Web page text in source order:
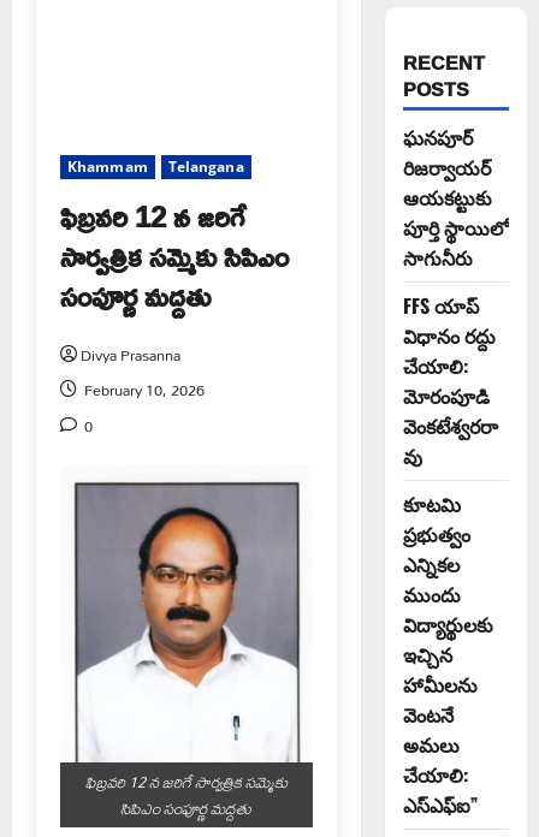
Khammam Telangana
ఫిబ్రవరి 12 న జరిగే
సార్వత్రిక సమ్మెకు సిపిఎం
సంపూర్ణ మద్దతు
Divya Prasanna
February 10, 2026
0
ఫిబ్రవరి 12 న జరిగే సార్వత్రిక సమ్మెకు
సిపిఎం సంపూర్ణ మద్దతు
RECENT
POSTS
ఘనపూర్
రిజర్వాయర్
ఆయకట్టుకు
పూర్తి స్థాయిలో
సాగునీరు
FFS యాప్
విధానం రద్దు
చేయాలి:
మోరంపూడి
వెంకటేశ్వరరా
వు
కూటమి
ప్రభుత్వం
ఎన్నికల
ముందు
విద్యార్థులకు
ఇచ్చిన
హామీలను
వెంటనే
అమలు
చేయాలి:
ఎస్ఎఫ్ఐ”